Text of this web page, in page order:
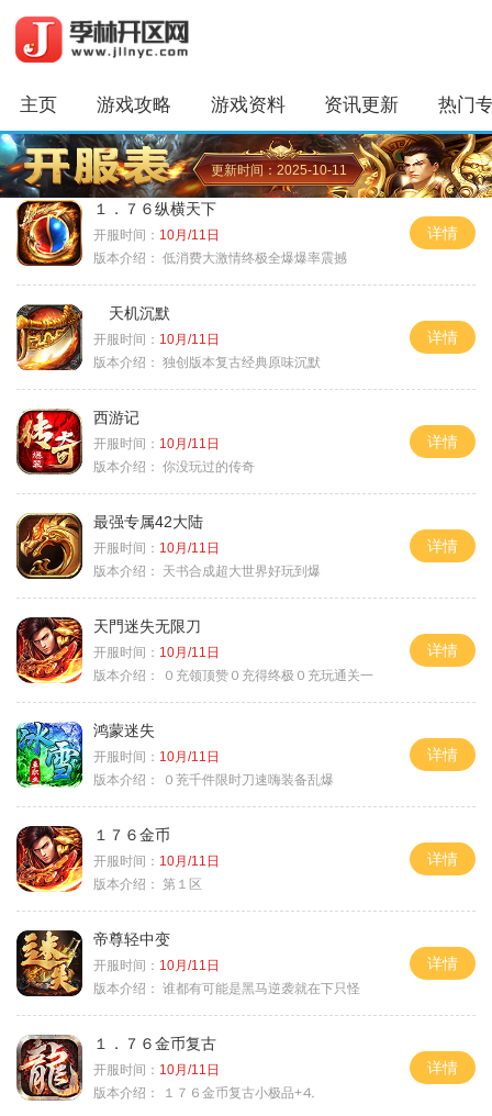
主页 游戏攻略 游戏资料 资讯更新 热门
更新时间：2025-10-11
１．７６纵横天下
开服时间： 10月/11日
版本介绍： 低消费大激情终极全爆爆率震撼
详情
天机沉默
开服时间： 10月/11日
版本介绍： 独创版本复古经典原味沉默
详情
西游记
开服时间： 10月/11日
版本介绍： 你没玩过的传奇
详情
最强专属42大陆
开服时间： 10月/11日
版本介绍：
天书合成超大世界好玩到爆
详情
天門迷失无限刀
开服时间： 10月/11日
版本介绍：
０充领顶赞０充得终极０充玩通关一
详情
鸿蒙迷失
开服时间： 10月/11日
版本介绍：
０茺千件限时刀速嗨装备乱爆
详情
１７６金币
开服时间： 10月/11日
版本介绍： 第１区
详情
帝尊轻中变
开服时间： 10月/11日
版本介绍： 谁都有可能是黑马逆袭就在下只怪
详情
１．７６金币复古
开服时间： 10月/11日
版本介绍：
１７６金币复古小极品+⒋
详情